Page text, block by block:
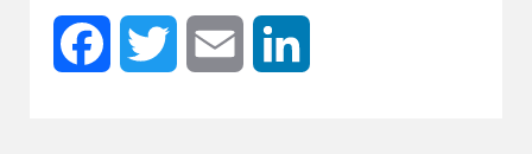
Facebook Twitter Email